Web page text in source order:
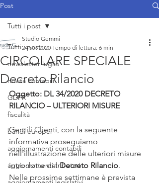
Post
Tutti i post
newsletter luglio
novità contabili
GDPR
fiscalità
bandi europei
aggiornamenti contabili
aggiornamenti tributari
Tutti i post
CIRCOLARE SPECIALE
Decreto Rilancio
Studio Gemmi
24 set 2020 Tempo di lettura: 6 min
Oggetto: DL 34/2020 DECRETO
RILANCIO – ULTERIORI MISURE
Gentili Clienti, con la seguente
informativa proseguiamo
nell'illustrazione delle ulteriori misure
introdotte dal Decreto Rilancio.
Nelle prossime settimane è prevista